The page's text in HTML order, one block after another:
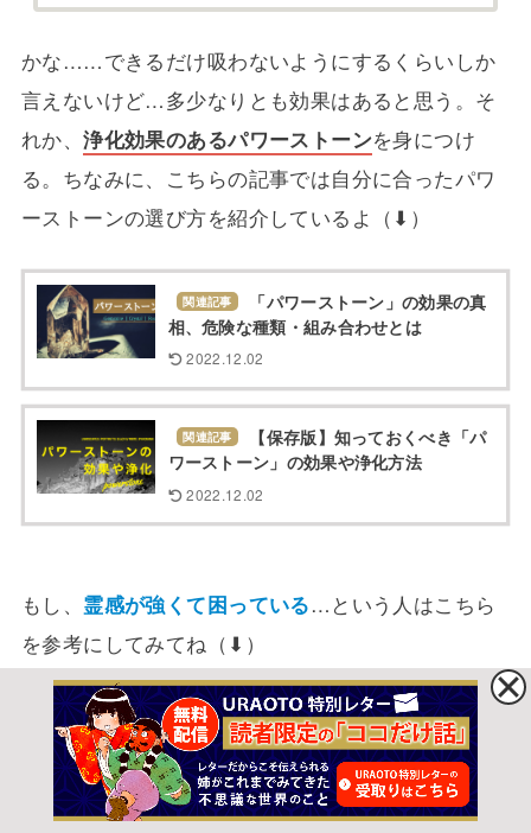
かな……できるだけ吸わないようにするくらいしか
言えないけど…多少なりとも効果はあると思う。そ
れか、浄化効果のあるパワーストーンを身につけ
る。ちなみに、こちらの記事では自分に合ったパワ
ーストーンの選び方を紹介しているよ（⬇︎）
関連記事
「パワーストーン」の効果の真
相、危険な種類・組み合わせとは
2022.12.02
関連記事
【保存版】知っておくべき「パ
ワーストーン」の効果や浄化方法
2022.12.02
もし、 霊感が強くて困っている…という人はこちら
を参考にしてみてね（⬇︎）
関連記事
【プロが答えました】霊の声が
聞きたい、聞く方法知りたい、聞こえて悩
んでいる
2022.12.02